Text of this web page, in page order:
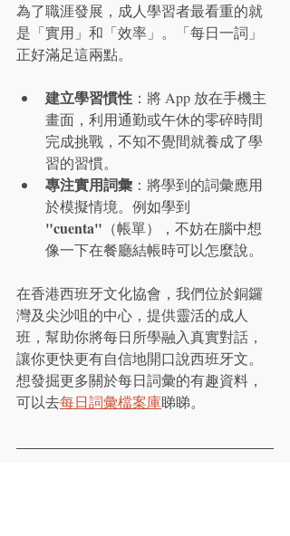
為了職涯發展，成人學習者最看重的就
是「實用」和「效率」。「每日一詞」
正好滿足這兩點。
建立學習慣性 ：將 App 放在手機主
畫面，利用通勤或午休的零碎時間
完成挑戰，不知不覺間就養成了學
習的習慣。
專注實用詞彙 ：將學到的詞彙應用
於模擬情境。例如學到
"cuenta" （帳單），不妨在腦中想
像一下在餐廳結帳時可以怎麼說。
在香港西班牙文化協會，我們位於銅鑼
灣及尖沙咀的中心，提供靈活的成人
班，幫助你將每日所學融入真實對話，
讓你更快更有自信地開口說西班牙文。
想發掘更多關於每日詞彙的有趣資料，
可以去每日詞彙檔案庫睇睇。